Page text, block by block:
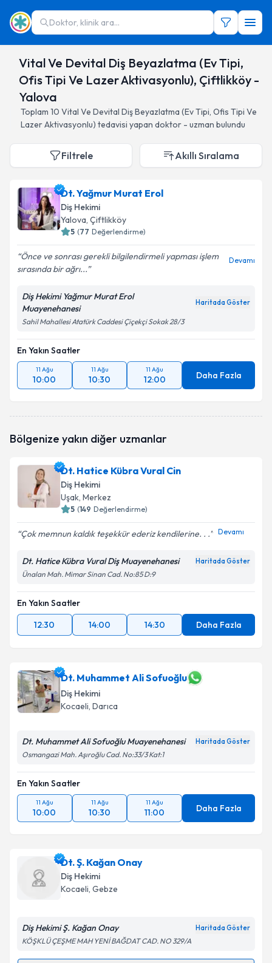
Doktor, klinik ara...
Vital Ve Devital Diş Beyazlatma (Ev Tipi,
Ofis Tipi Ve Lazer Aktivasyonlu), Çiftlikköy -
Yalova
Toplam 10 Vital Ve Devital Diş Beyazlatma (Ev Tipi, Ofis Tipi Ve
Lazer Aktivasyonlu) tedavisi yapan doktor - uzman bulundu
Filtrele Akıllı Sıralama
Dt. Yağmur Murat Erol
Diş Hekimi
Yalova, Çiftlikköy
5 (77 Değerlendirme)
Önce ve sonrası gerekli bilgilendirmeli yapması işlem
sırasında bir ağrı...
Devamı
Diş Hekimi Yağmur Murat Erol
Muayenehanesi
Haritada Göster
Sahil Mahallesi Atatürk Caddesi Çiçekçi Sokak 28/3
En Yakın Saatler
11 Ağu
10:00
11 Ağu
10:30
11 Ağu
12:00 Daha Fazla
Bölgenize yakın diğer uzmanlar
Dt. Hatice Kübra Vural Cin
Diş Hekimi
Uşak, Merkez
5 (149 Değerlendirme)
Çok memnun kaldık teşekkür ederiz kendilerine. . . Devamı
Dt. Hatice Kübra Vural Diş Muayenehanesi Haritada Göster
Ünalan Mah. Mimar Sinan Cad. No:85 D:9
En Yakın Saatler
12:30
14:00 14:30 Daha Fazla
Dt. Muhammet Ali Sofuoğlu
Diş Hekimi
Kocaeli, Darıca
Dt. Muhammet Ali Sofuoğlu Muayenehanesi Haritada Göster
Osmangazi Mah. Aşıroğlu Cad. No:33/3 Kat:1
En Yakın Saatler
11 Ağu
10:00
11 Ağu
10:30
11 Ağu
11:00 Daha Fazla
Dt. Ş. Kağan Onay
Diş Hekimi
Kocaeli, Gebze
Diş Hekimi Ş. Kağan Onay Haritada Göster
KÖŞKLÜ ÇEŞME MAH YENİ BAĞDAT CAD. NO 329/A